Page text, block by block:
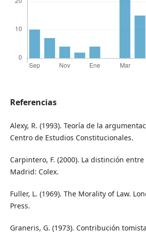
Referencias
Alexy, R. (1993). Teoría de la
Centro de Estudios Constitucionales.
Carpintero, F. (2000). La distinción
Madrid: Colex.
Fuller, L. (1969). The Morality of Law.
Press.
Graneris, G. (1973). Contribución